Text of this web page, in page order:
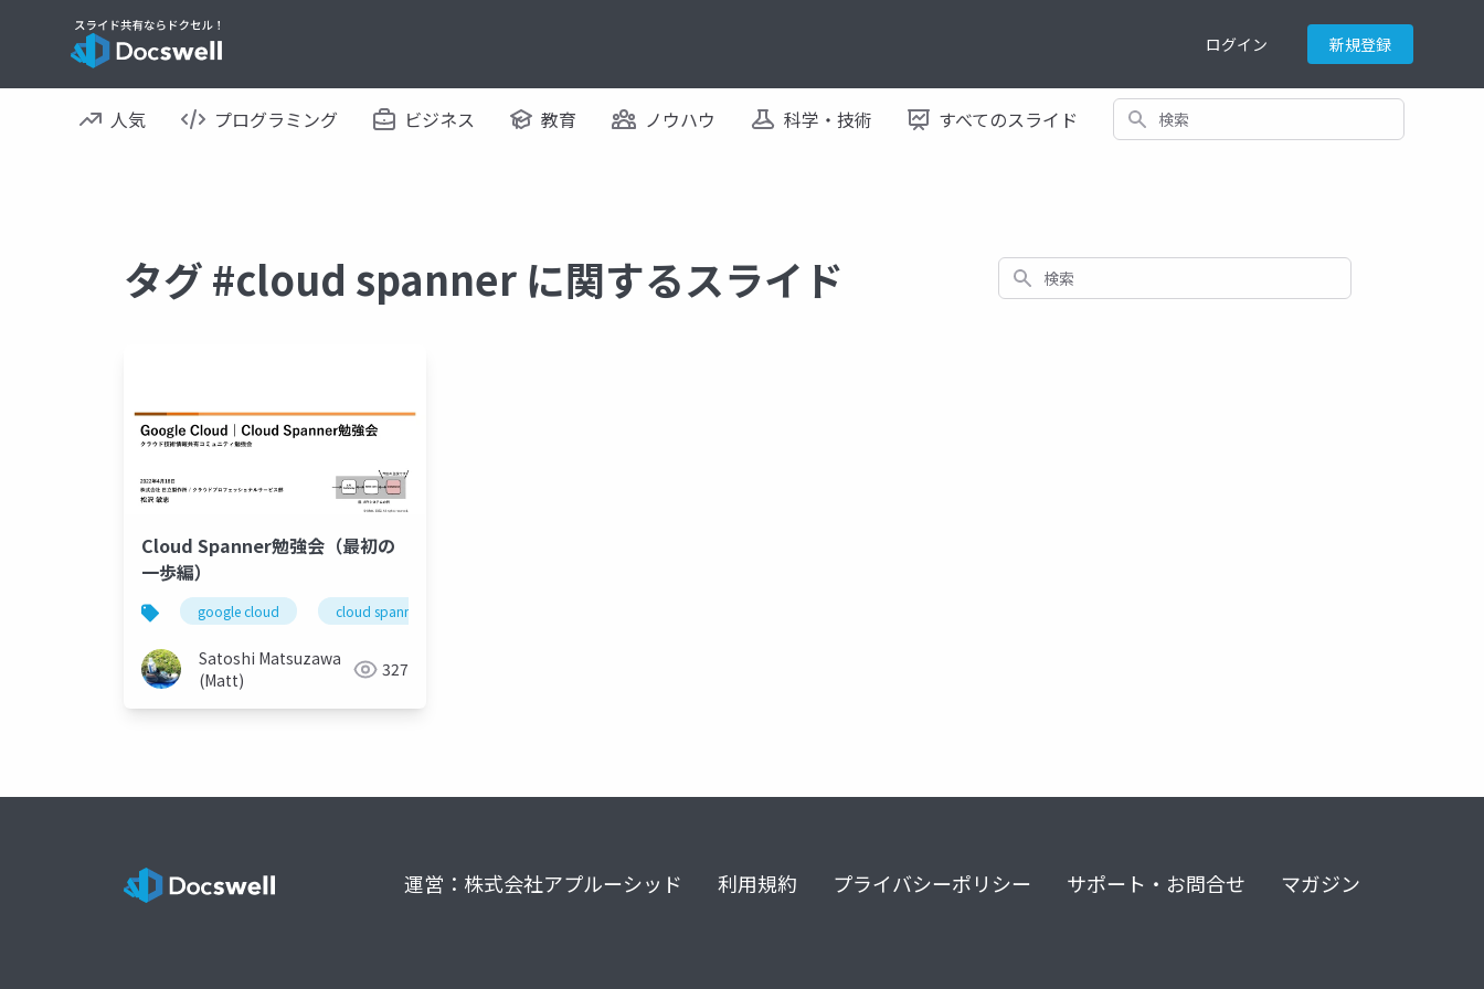
ログイン 新規登録
人気 プログラミング ビジネス 教育 ノウハウ 科学・技術 すべてのスライド 検索
タグ #cloud spanner に関するスライド 検索
Cloud Spanner勉強会（最初の
一歩編）
google cloud cloud spanner
Satoshi Matsuzawa
(Matt)
327
運営：株式会社アプルーシッド 利用規約 プライバシーポリシー サポート・お問合せ マガジン